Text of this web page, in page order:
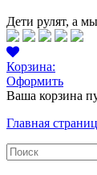
Дети рулят, а
Корзина:
Оформить
Ваша корзина
Главная